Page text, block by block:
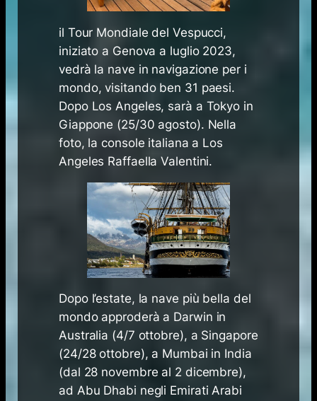
il Tour Mondiale del Vespucci,
iniziato a Genova a luglio 2023,
vedrà la nave in navigazione per i
mondo, visitando ben 31 paesi.
Dopo Los Angeles, sarà a Tokyo in
Giappone (25/30 agosto). Nella
foto, la console italiana a Los
Angeles Raffaella Valentini.
Dopo l’estate, la nave più bella del
mondo approderà a Darwin in
Australia (4/7 ottobre), a Singapore
(24/28 ottobre), a Mumbai in India
(dal 28 novembre al 2 dicembre),
ad Abu Dhabi negli Emirati Arabi